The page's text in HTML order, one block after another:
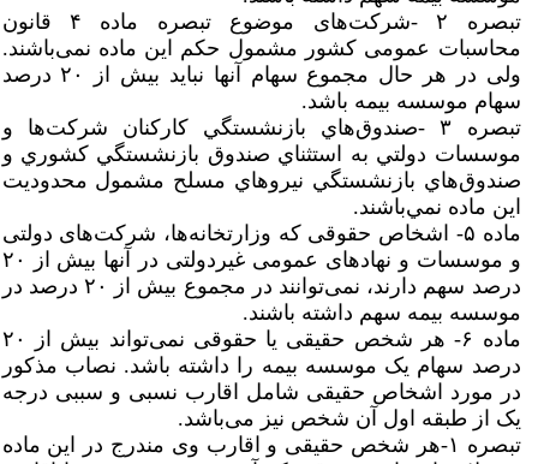
تبصره ۲ -شرکت‌های موضوع تبصره ماده ۴ قانون
محاسبات عمومی کشور مشمول حکم این ماده نمی‌باشند.
ولی در هر حال مجموع سهام آنها نباید بیش از ۲۰ درصد
سهام موسسه بیمه باشد.
تبصره ۳ -صندوق‌هاي بازنشستگي كاركنان شركت‌ها و
موسسات دولتي به استثناي صندوق بازنشستگي كشوري و
صندوق‌هاي بازنشستگي نيروهاي مسلح مشمول محدوديت
اين ماده نمي‌باشند.
ماده ۵- اشخاص حقوقی که وزارتخانه‌ها، شرکت‌های دولتی
و موسسات و نهادهای عمومی غیردولتی در آنها بیش از ۲۰
درصد سهم دارند، نمی‌توانند در مجموع بیش از ۲۰ درصد در
موسسه بیمه سهم داشته باشند.
ماده ۶- هر شخص حقیقی یا حقوقی نمی‌تواند بیش از ۲۰
درصد سهام یک موسسه بیمه را داشته باشد. نصاب مذکور
در مورد اشخاص حقیقی شامل اقارب نسبی و سببی درجه
یک از طبقه اول آن شخص نیز می‌باشد.
تبصره ۱-هر شخص حقیقی و اقارب وی مندرج در این ماده